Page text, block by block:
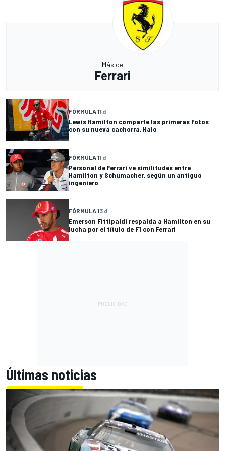
Más de
Ferrari
FÓRMULA 11 d
Lewis Hamilton comparte las primeras fotos
con su nueva cachorra, Halo
FÓRMULA 11 d
Personal de Ferrari ve similitudes entre
Hamilton y Schumacher, según un antiguo
ingeniero
FÓRMULA 13 d
Emerson Fittipaldi respalda a Hamilton en su
lucha por el título de F1 con Ferrari
Últimas noticias